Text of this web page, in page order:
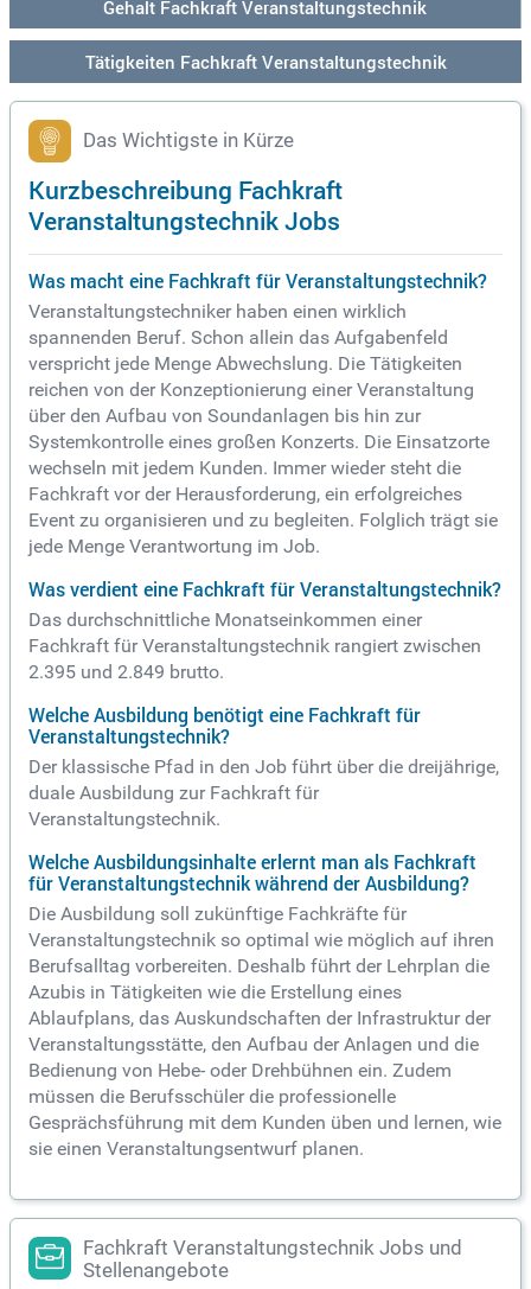
Gehalt Fachkraft Veranstaltungstechnik
Tätigkeiten Fachkraft Veranstaltungstechnik
Das Wichtigste in Kürze
Kurzbeschreibung Fachkraft
Veranstaltungstechnik Jobs
Was macht eine Fachkraft für Veranstaltungstechnik?
Veranstaltungstechniker haben einen wirklich
spannenden Beruf. Schon allein das Aufgabenfeld
verspricht jede Menge Abwechslung. Die Tätigkeiten
reichen von der Konzeptionierung einer Veranstaltung
über den Aufbau von Soundanlagen bis hin zur
Systemkontrolle eines großen Konzerts. Die Einsatzorte
wechseln mit jedem Kunden. Immer wieder steht die
Fachkraft vor der Herausforderung, ein erfolgreiches
Event zu organisieren und zu begleiten. Folglich trägt sie
jede Menge Verantwortung im Job.
Was verdient eine Fachkraft für Veranstaltungstechnik?
Das durchschnittliche Monatseinkommen einer
Fachkraft für Veranstaltungstechnik rangiert zwischen
2.395 und 2.849 brutto.
Welche Ausbildung benötigt eine Fachkraft für
Veranstaltungstechnik?
Der klassische Pfad in den Job führt über die dreijährige,
duale Ausbildung zur Fachkraft für
Veranstaltungstechnik.
Welche Ausbildungsinhalte erlernt man als Fachkraft
für Veranstaltungstechnik während der Ausbildung?
Die Ausbildung soll zukünftige Fachkräfte für
Veranstaltungstechnik so optimal wie möglich auf ihren
Berufsalltag vorbereiten. Deshalb führt der Lehrplan die
Azubis in Tätigkeiten wie die Erstellung eines
Ablaufplans, das Auskundschaften der Infrastruktur der
Veranstaltungsstätte, den Aufbau der Anlagen und die
Bedienung von Hebe- oder Drehbühnen ein. Zudem
müssen die Berufsschüler die professionelle
Gesprächsführung mit dem Kunden üben und lernen, wie
sie einen Veranstaltungsentwurf planen.
Fachkraft Veranstaltungstechnik Jobs und
Stellenangebote